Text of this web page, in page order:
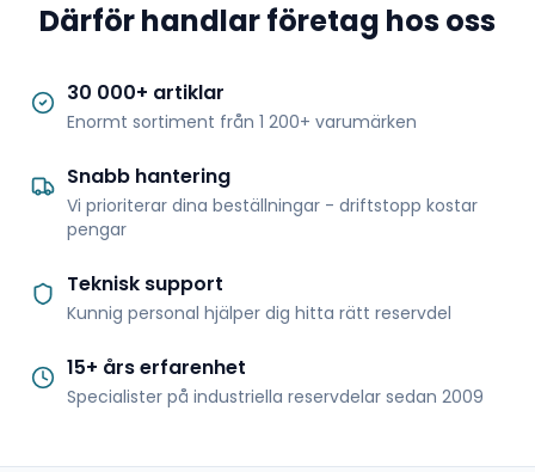
Därför handlar företag hos oss
30 000+ artiklar
Enormt sortiment från 1 200+ varumärken
Snabb hantering
Vi prioriterar dina beställningar - driftstopp kostar
pengar
Teknisk support
Kunnig personal hjälper dig hitta rätt reservdel
15+ års erfarenhet
Specialister på industriella reservdelar sedan 2009